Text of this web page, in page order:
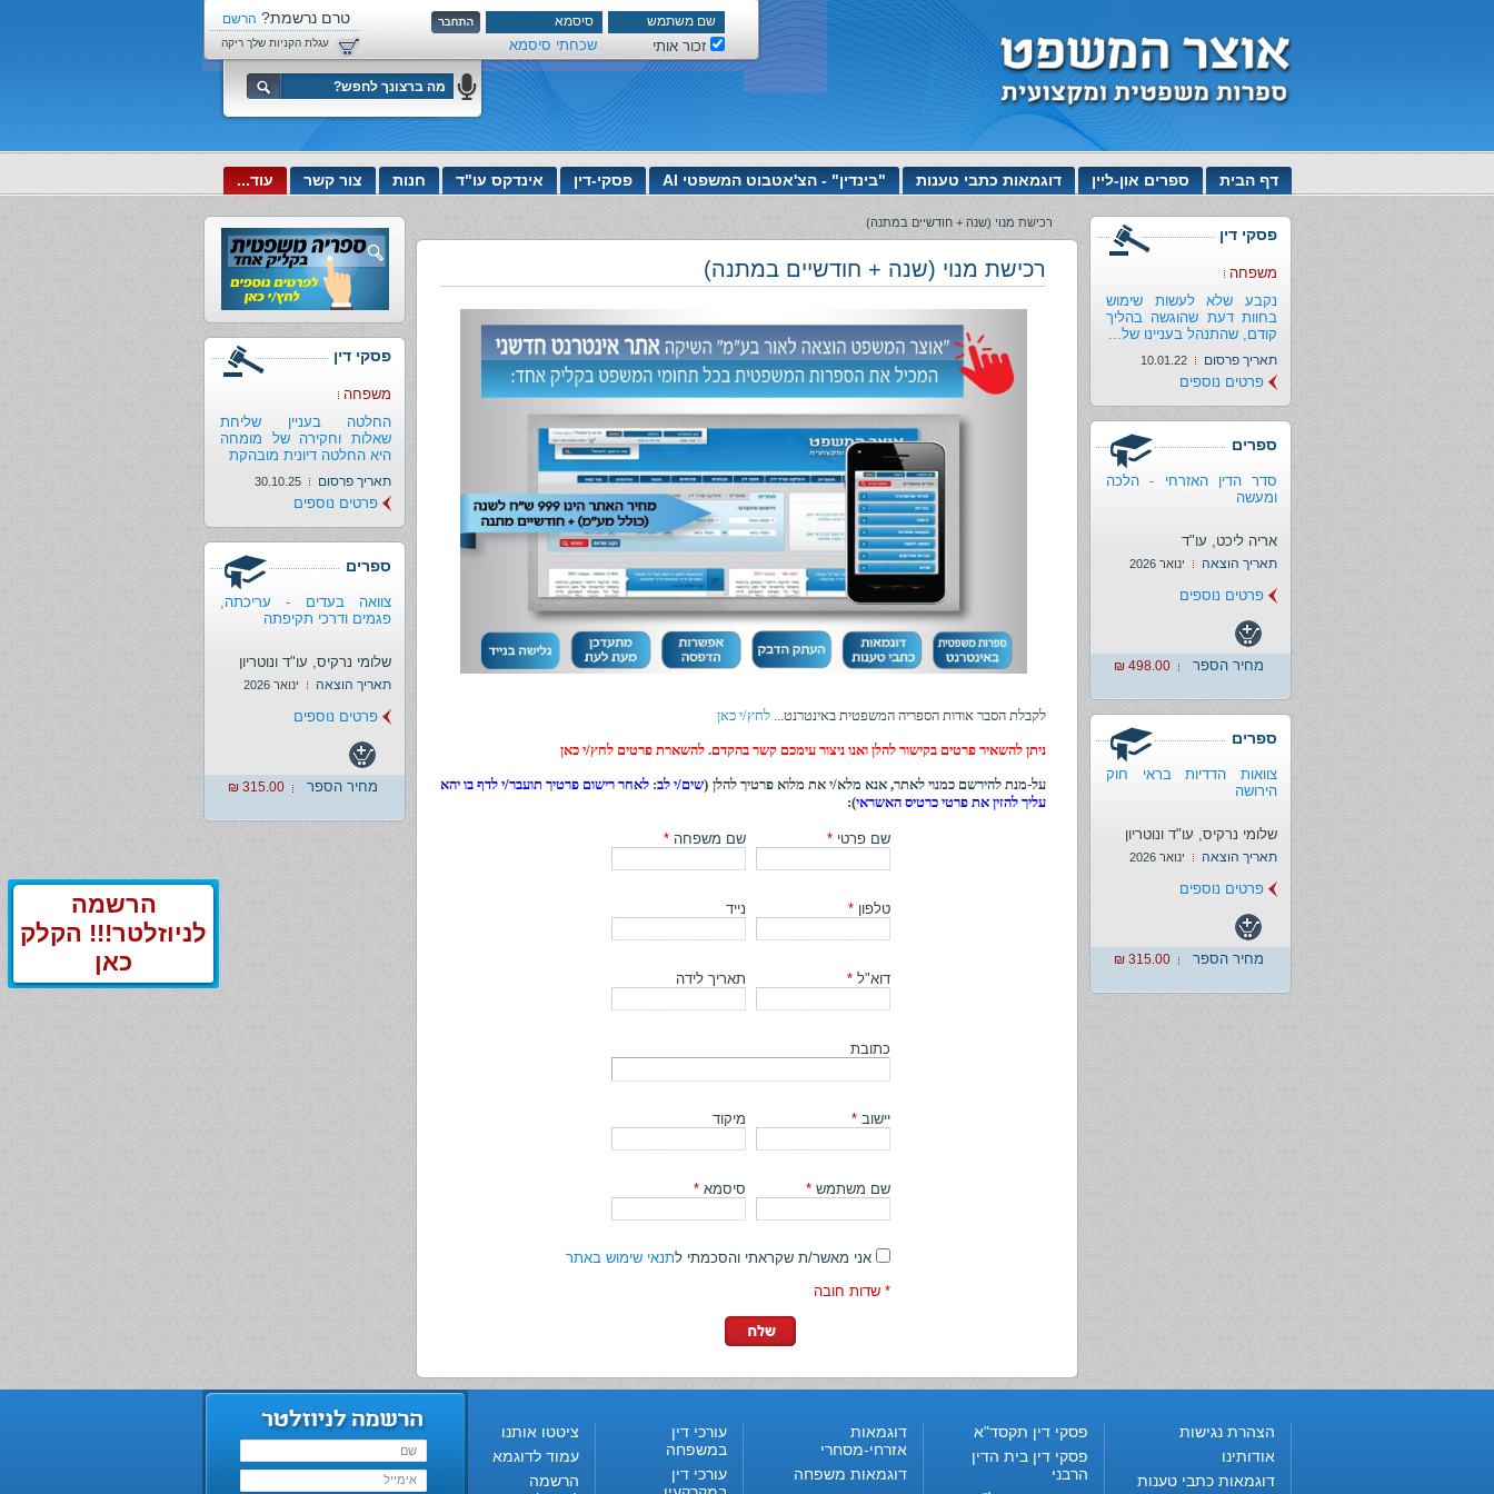
זכור אותי שכחתי סיסמא
טרם נרשמת? הרשם
עכשיו!
עגלת הקניות שלך ריקה
דף הבית ספרים און-ליין דוגמאות כתבי טענות "בינדין" - הצ'אטבוט המשפטי AI פסקי-דין אינדקס עו"ד חנות צור קשר עוד...
פסקי דין
משפחה
נקבע שלא לעשות שימוש
בחוות דעת שהוגשה בהליך
קודם, שהתנהל בעניינו של...
תאריך פרסום 10.01.22
פרטים נוספים
ספרים
סדר הדין האזרחי - הלכה
ומעשה
אריה ליכט, עו"ד
תאריך הוצאה ינואר 2026
מחיר הספר 498.00 ₪
פרטים נוספים
ספרים
צוואות הדדיות בראי חוק
הירושה
שלומי נרקיס, עו"ד ונוטריון
תאריך הוצאה ינואר 2026
מחיר הספר 315.00 ₪
פרטים נוספים
רכישת מנוי (שנה + חודשיים במתנה)
רכישת מנוי (שנה + חודשיים במתנה)
לקבלת הסבר אודות הספריה המשפטית באינטרנט... לחץ/י כאן
ניתן להשאיר פרטים בקישור להלן ואנו ניצור עימכם קשר בהקדם. להשארת פרטים לחץ/י כאן
על-מנת להירשם כמנוי לאתר, אנא מלא/י את מלוא פרטיך להלן (שים/י לב: לאחר רישום פרטיך תועבר/י לדף בו יהא
עליך להזין את פרטי כרטיס האשראי):
שם פרטי * שם משפחה *
טלפון * נייד
דוא"ל * תאריך לידה
כתובת
יישוב * מיקוד
שם משתמש * סיסמא *
אני מאשר/ת שקראתי והסכמתי לתנאי שימוש באתר
* שדות חובה
פסקי דין
משפחה
החלטה בעניין שליחת
שאלות וחקירה של מומחה
היא החלטה דיונית מובהקת
תאריך פרסום 30.10.25
פרטים נוספים
ספרים
צוואה בעדים - עריכתה,
פגמים ודרכי תקיפתה
שלומי נרקיס, עו"ד ונוטריון
תאריך הוצאה ינואר 2026
מחיר הספר 315.00 ₪
פרטים נוספים
הצהרת נגישות
אודותינו
דוגמאות כתבי טענות
פסקי דין תקסד"א
פסקי דין בית הדין
הרבני
דוגמאות
אזרחי-מסחרי
דוגמאות משפחה
עורכי דין
במשפחה
עורכי דין
ציטטו אותנו
עמוד לדוגמא
הרשמה
הרשמה
לניוזלטר!!! הקלק
כאן